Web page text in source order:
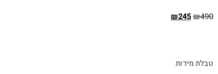
₪490
₪245
טבלת מידות